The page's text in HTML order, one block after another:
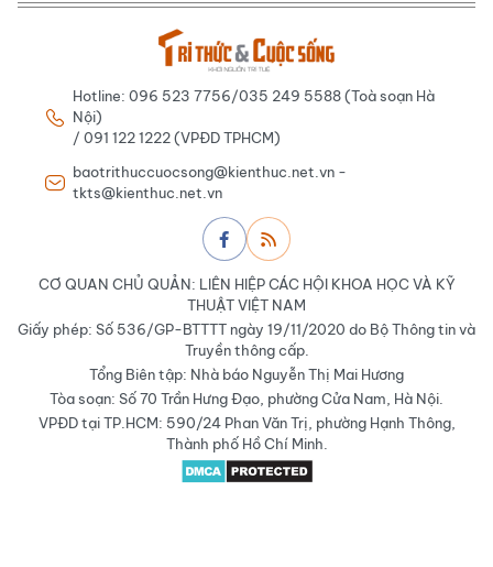
Hotline: 096 523 7756/035 249 5588 (Toà soạn Hà
Nội)
/ 091 122 1222 (VPĐD TPHCM)
baotrithuccuocsong@kienthuc.net.vn -
tkts@kienthuc.net.vn
CƠ QUAN CHỦ QUẢN: LIÊN HIỆP CÁC HỘI KHOA HỌC VÀ KỸ
THUẬT VIỆT NAM
Giấy phép: Số 536/GP-BTTTT ngày 19/11/2020 do Bộ Thông tin và
Truyền thông cấp.
Tổng Biên tập: Nhà báo Nguyễn Thị Mai Hương
Tòa soạn: Số 70 Trần Hưng Đạo, phường Cửa Nam, Hà Nội.
VPĐD tại TP.HCM: 590/24 Phan Văn Trị, phường Hạnh Thông,
Thành phố Hồ Chí Minh.